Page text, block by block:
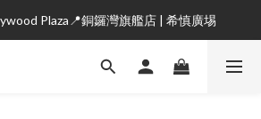
Plaza📍銅鑼灣旗艦店 | 希慎廣埸